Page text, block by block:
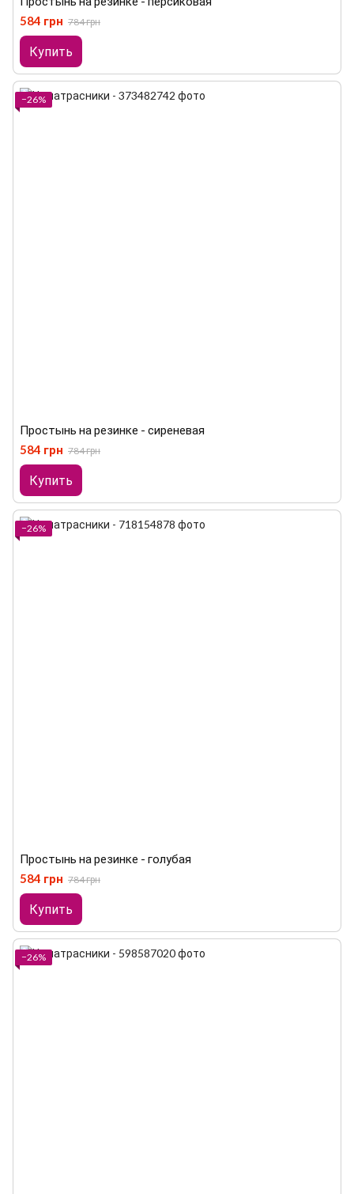
584 грн 784 грн
Купить
−26%
Простынь на резинке - сиреневая
584 грн 784 грн
Купить
−26%
Простынь на резинке - голубая
584 грн 784 грн
Купить
−26%